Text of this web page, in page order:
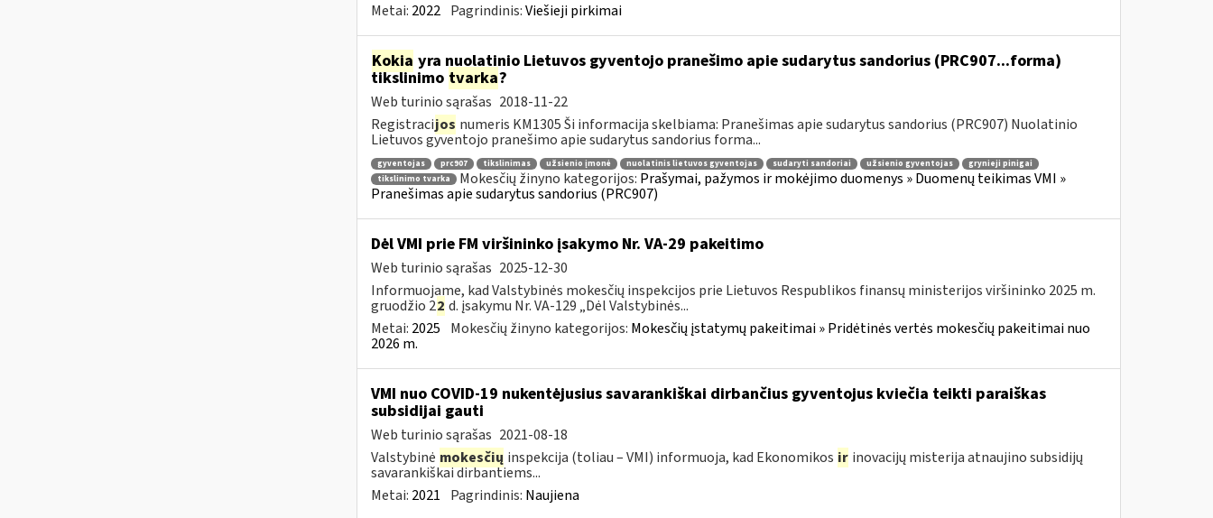
Metai: 2022 Pagrindinis:Viešieji pirkimai
Kokia yra nuolatinio Lietuvos gyventojo pranešimo apie sudarytus sandorius (PRC907...forma)
tikslinimo tvarka?
Web turinio sąrašas 2018-11-22
Registracijos numeris KM1305 Ši informacija skelbiama: Pranešimas apie sudarytus sandorius (PRC907) Nuolatinio
Lietuvos gyventojo pranešimo apie sudarytus sandorius forma...
gyventojas prc907 tikslinimas užsienio įmonė nuolatinis lietuvos gyventojas sudaryti sandoriai užsienio gyventojas
grynieji pinigai
tikslinimo tvarka
Mokesčių žinyno kategorijos: Prašymai, pažymos ir mokėjimo duomenys » Duomenų teikimas VMI »
Pranešimas apie sudarytus sandorius (PRC907)
Dėl VMI prie FM viršininko įsakymo Nr. VA-29 pakeitimo
Web turinio sąrašas 2025-12-30
Informuojame, kad Valstybinės mokesčių inspekcijos prie Lietuvos Respublikos finansų ministerijos viršininko 2025 m.
gruodžio 22 d. įsakymu Nr. VA-129 „Dėl Valstybinės...
Metai: 2025 Mokesčių žinyno kategorijos: Mokesčių įstatymų pakeitimai » Pridėtinės vertės mokesčių pakeitimai nuo
2026 m.
VMI nuo COVID-19 nukentėjusius savarankiškai dirbančius gyventojus kviečia teikti paraiškas
subsidijai gauti
Web turinio sąrašas 2021-08-18
Valstybinė mokesčių inspekcija (toliau – VMI) informuoja, kad Ekonomikos ir inovacijų misterija atnaujino subsidijų
savarankiškai dirbantiems...
Metai: 2021 Pagrindinis: Naujiena